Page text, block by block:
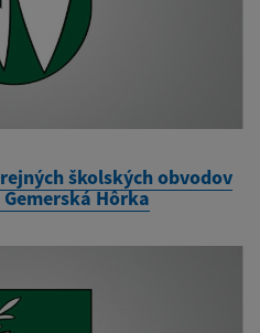
školských obvodov
Hôrka